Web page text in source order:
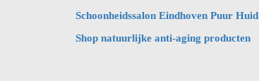
Schoonheidssalon Eindhoven Puur Huid
Shop natuurlijke anti-aging producten